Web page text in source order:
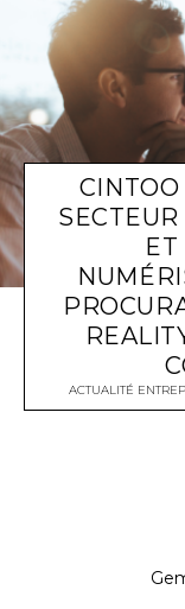
ACTUALITÉ